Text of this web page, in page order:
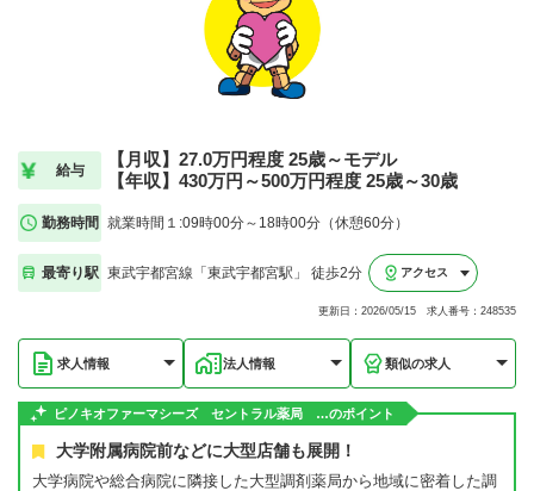
給与
【月収】27.0万円程度 25歳～モデル
【年収】430万円～500万円程度 25歳～30歳
勤務時間 就業時間１:09時00分～18時00分（休憩60分）
最寄り駅 東武宇都宮線「東武宇都宮駅」 徒歩2分 アクセス
更新日：2026/05/15 求人番号：248535
求人情報 法人情報 類似の求人
ピノキオファーマシーズ セントラル薬局 …のポイント
大学附属病院前などに大型店舗も展開！
大学病院や総合病院に隣接した大型調剤薬局から地域に密着した調